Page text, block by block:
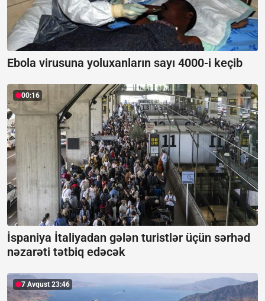
Ebola virusuna yoluxanların sayı 4000-i keçib
00:16
İspaniya İtaliyadan gələn turistlər üçün sərhəd
nəzarəti tətbiq edəcək
7 Avqust 23:46